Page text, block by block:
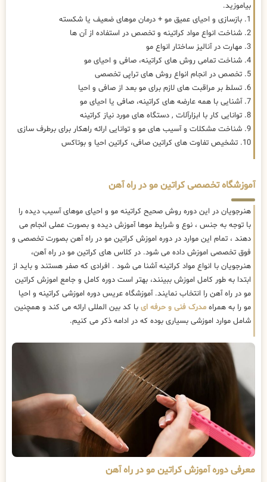
بیاموزید.
1. بازسازی و احیای عمیق مو + درمان موهای ضعیف یا شکسته
2. شناخت انواع مواد کراتینه و تخصص در استفاده از آن ها
3. مهارت در آنالیز ساختار انواع مو
4. شناخت تمامی روش های کراتینه، صافی و احیای مو
5. تخصص در انجام انواع روش های تراپی تخصصی
6. تسلط بر مراقبت های لازم برای مو بعد از صافی و احیا
7. آشنایی با همه عارضه های کراتینه، صافی یا احیای مو
8. توانایی کار با ابزارآلات , دستگاه های مورد نیاز کراتینه
9. شناخت مشکلات و آسیب های مو و توانایی ارائه راهکار برای برطرف سازی
10. تشخیص تفاوت های کراتین صافی، کراتین احیا و بوتاکس
آموزشگاه تخصصی کراتین مو در راه آهن
هنرجویان در این دوره روش صحیح کراتینه مو و احیای موهای آسیب دیده را
با توجه به جنس ، نوع و شرایط موها آموزش دیده و بصورت عملی انجام می
دهند ، تمام این موارد در دوره اموزش کراتین مو در راه آهن بصورت تخصصی و
فوق تخصصی اموزش داده می شود. در کلاس های کراتین مو در راه آهن،
هنرجویان با انواع مواد کراتینه آشنا می شود . افرادی که صفر هستند و باید از
ابتدا به طور کامل اموزش ببینند، بهتر است دوره کامل و جامع اموزش کراتین
مو در راه آهن را انتخاب نمایند. آموزشگاه عریس دوره اموزشی کراتینه و احیا
مو را به همراه مدرک فنی و حرفه ای با کد بین المللی ارائه می کند و همچنین
شامل موارد اموزشی بسیاری بوده که در ادامه ذکر می کنیم.
معرفی دوره آموزش کراتین مو در راه آهن